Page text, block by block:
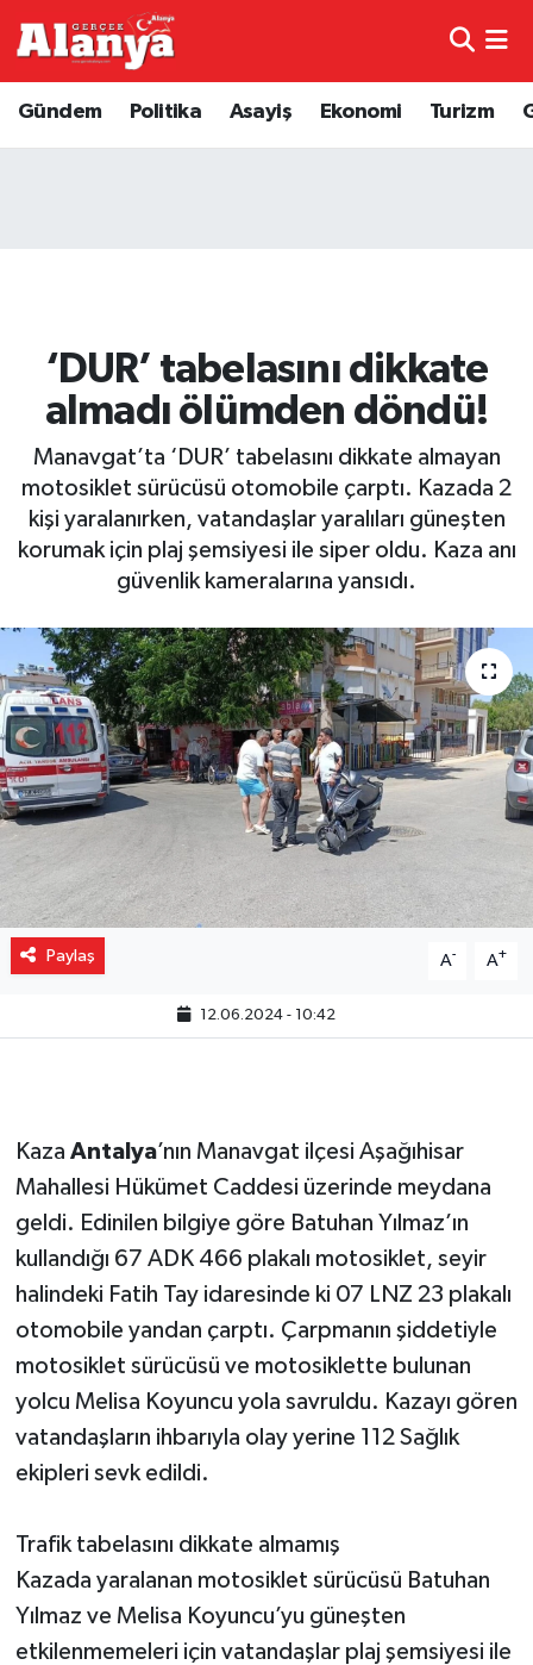
Gündem Politika Asayiş Ekonomi Turizm
‘DUR’ tabelasını dikkate
almadı ölümden döndü!
Manavgat’ta ‘DUR’ tabelasını dikkate almayan
motosiklet sürücüsü otomobile çarptı. Kazada 2
kişi yaralanırken, vatandaşlar yaralıları güneşten
korumak için plaj şemsiyesi ile siper oldu. Kaza anı
güvenlik kameralarına yansıdı.
Paylaş A- A+
12.06.2024 - 10:42
Kaza Antalya’nın Manavgat ilçesi Aşağıhisar
Mahallesi Hükümet Caddesi üzerinde meydana
geldi. Edinilen bilgiye göre Batuhan Yılmaz’ın
kullandığı 67 ADK 466 plakalı motosiklet, seyir
halindeki Fatih Tay idaresinde ki 07 LNZ 23 plakalı
otomobile yandan çarptı. Çarpmanın şiddetiyle
motosiklet sürücüsü ve motosiklette bulunan
yolcu Melisa Koyuncu yola savruldu. Kazayı gören
vatandaşların ihbarıyla olay yerine 112 Sağlık
ekipleri sevk edildi.
Trafik tabelasını dikkate almamış
Kazada yaralanan motosiklet sürücüsü Batuhan
Yılmaz ve Melisa Koyuncu’yu güneşten
etkilenmemeleri için vatandaşlar plaj şemsiyesi ile
Genel
Diğer
Dünya
Ekonomi
Gizlilik İlkeleri - Privacy Policy
Güncel
Gündem
Politika
Spor
Turizm
Trafik Durumu
Haber Arşivi